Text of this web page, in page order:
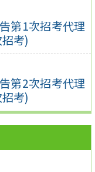
第1次招考代理
考)
第2次招考代理
考)